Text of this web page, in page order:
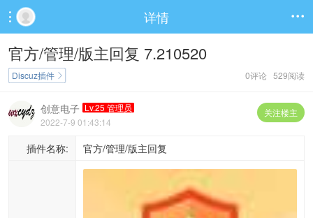
 详情 
官方/管理/版主回复 7.210520
0评论 529阅读
Discuz插件 
关注楼主
创意电子 Lv.25 管理员
2022-7-9 01:43:14
插件名称: 官方/管理/版主回复